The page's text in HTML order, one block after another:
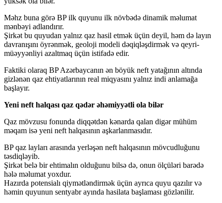
Məhz buna görə BP ilk quyunu ilk növbədə dinamik məlumat
mənbəyi adlandırır.
Şirkət bu quyudan yalnız qaz hasil etmək üçün deyil, həm də layın
davranışını öyrənmək, geoloji modeli dəqiqləşdirmək və qeyri-
müəyyənliyi azaltmaq üçün istifadə edir.
Faktiki olaraq BP Azərbaycanın ən böyük neft yatağının altında
gizlənən qaz ehtiyatlarının real miqyasını yalnız indi anlamağa
başlayır.
Yeni neft halqası qaz qədər əhəmiyyətli ola bilər
Qaz mövzusu fonunda diqqətdən kənarda qalan digər mühüm
məqam isə yeni neft halqasının aşkarlanmasıdır.
BP qaz layları arasında yerləşən neft halqasının mövcudluğunu
təsdiqləyib.
Şirkət belə bir ehtimalın olduğunu bilsə də, onun ölçüləri barədə
hələ məlumat yoxdur.
Hazırda potensialı qiymətləndirmək üçün ayrıca quyu qazılır və
həmin quyunun sentyabr ayında hasilata başlaması gözlənilir.